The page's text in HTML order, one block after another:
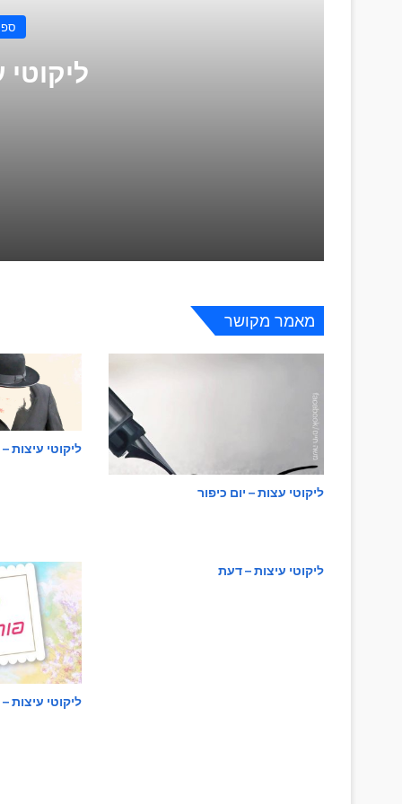
ליקוטי עצות – מועדי ה׳ – ראש חודש
עצות ישרות | אמת ואמונה א,ב,ג
ליקוטי עצות – מַחֲלוֹקֶת וּמְרִיבָה
מאמר מקושר
ליקוטי עצות – יום כיפור
ליקוטי עיצות
ליקוטי עיצות – דעת
ליקוטי עיצות